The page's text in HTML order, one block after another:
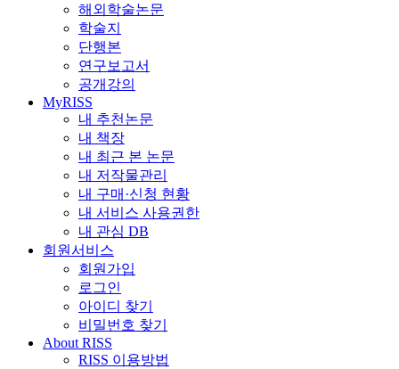
해외학술논문
학술지
단행본
연구보고서
공개강의
MyRISS
내 추천논문
내 책장
내 최근 본 논문
내 저작물관리
내 구매·신청 현황
내 서비스 사용권한
내 관심 DB
회원서비스
회원가입
로그인
아이디 찾기
비밀번호 찾기
About RISS
RISS 이용방법